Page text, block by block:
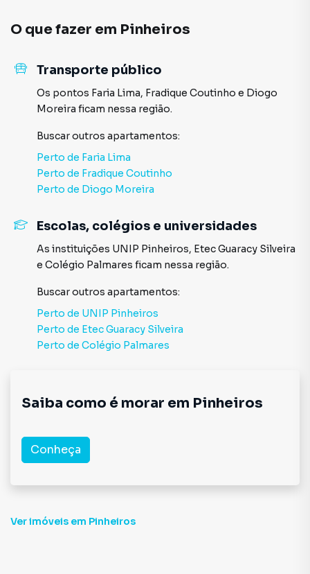
O que fazer em Pinheiros
Transporte público
Os pontos Faria Lima, Fradique Coutinho e Diogo
Moreira ficam nessa região.
Buscar outros apartamentos:
Perto de Faria Lima
Perto de Fradique Coutinho
Perto de Diogo Moreira
Escolas, colégios e universidades
As instituições UNIP Pinheiros, Etec Guaracy Silveira
e Colégio Palmares ficam nessa região.
Buscar outros apartamentos:
Perto de UNIP Pinheiros
Perto de Etec Guaracy Silveira
Perto de Colégio Palmares
Saiba como é morar em Pinheiros
Conheça
Ver imóveis em Pinheiros